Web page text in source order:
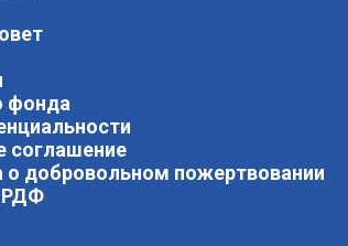
фонда
соглашение
о добровольном пожертвовании
РДФ